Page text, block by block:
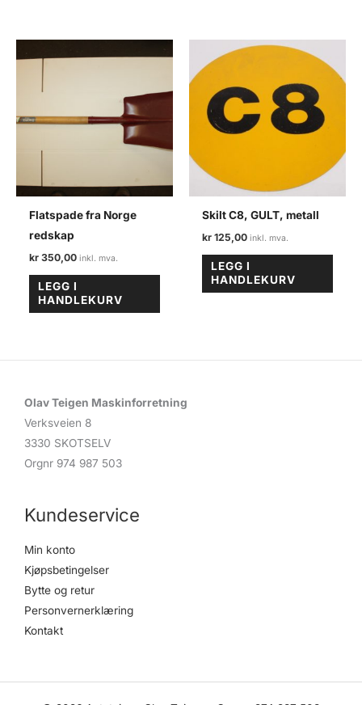
Flatspade fra Norge
redskap
kr 350,00
LEGG I
HANDLEKURV
Skilt C8, GULT, metall
kr 125,00
LEGG I
HANDLEKURV
Olav Teigen Maskinforretning
Verksveien 8
3330 SKOTSELV
Orgnr 974 987 503
Kundeservice
Min konto
Kjøpsbetingelser
Bytte og retur
Personvernerklæring
Kontakt